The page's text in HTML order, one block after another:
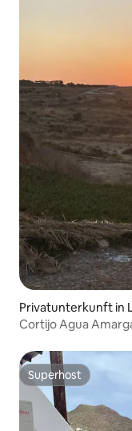
Privatunterkunft in
Cortijo Agua
Superhost
Superhost